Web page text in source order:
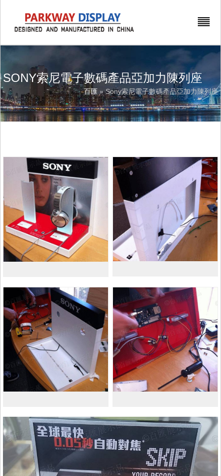
SONY索尼電子數碼產品亞加力陳列座
百匯 » Sony索尼電子數碼產品亞加力陳列座